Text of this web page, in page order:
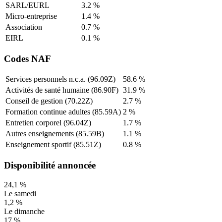
SARL/EURL
3.2 %
Micro-entreprise
1.4 %
Association
0.7 %
EIRL
0.1 %
Codes NAF
Services personnels n.c.a. (96.09Z) 58.6 %
Activités de santé humaine (86.90F) 31.9 %
Conseil de gestion (70.22Z)
2.7 %
Formation continue adultes (85.59A) 2 %
Entretien corporel (96.04Z)
1.7 %
Autres enseignements (85.59B)
1.1 %
Enseignement sportif (85.51Z)
0.8 %
Disponibilité annoncée
24,1 %
Le samedi
1,2 %
Le dimanche
17 %